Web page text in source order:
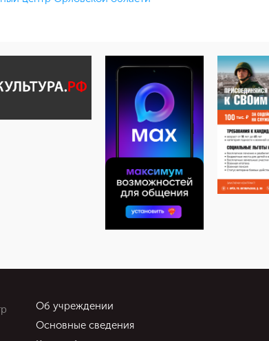
Об учреждении
Основные сведения